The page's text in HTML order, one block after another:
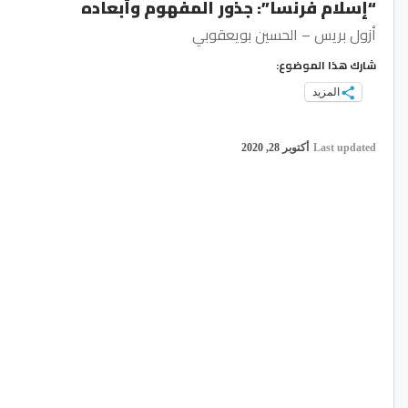
“إسلام فرنسا”: جذور المفهوم وأبعاده
أزول بريس – الحسين بويعقوبي
شارك هذا الموضوع:
المزيد
Last updated أكتوبر 28, 2020